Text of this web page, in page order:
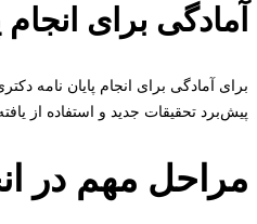
آمادگی برای
برای آمادگی برای انجام پایان نامه
پیش‌برد تحقیقات جدید و استفاده از
مراحل مهم در